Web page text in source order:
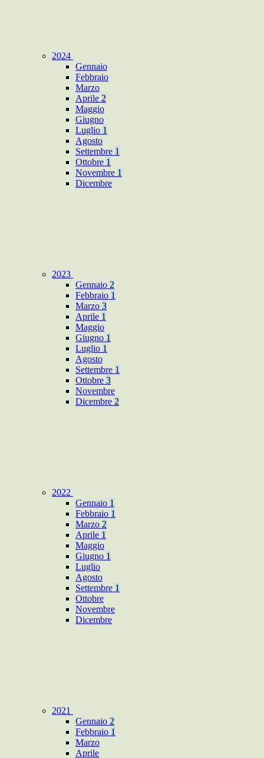
2024
Gennaio
Febbraio
Marzo
Aprile 2
Maggio
Giugno
Luglio 1
Agosto
Settembre 1
Ottobre 1
Novembre 1
Dicembre
2023
Gennaio 2
Febbraio 1
Marzo 3
Aprile 1
Maggio
Giugno 1
Luglio 1
Agosto
Settembre 1
Ottobre 3
Novembre
Dicembre 2
2022
Gennaio 1
Febbraio 1
Marzo 2
Aprile 1
Maggio
Giugno 1
Luglio
Agosto
Settembre 1
Ottobre
Novembre
Dicembre
2021
Gennaio 2
Febbraio 1
Marzo
Aprile